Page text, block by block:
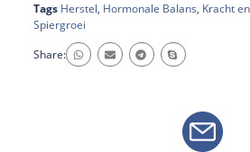
Tags Herstel, Hormonale Balans, Kracht
Spiergroei
Share: